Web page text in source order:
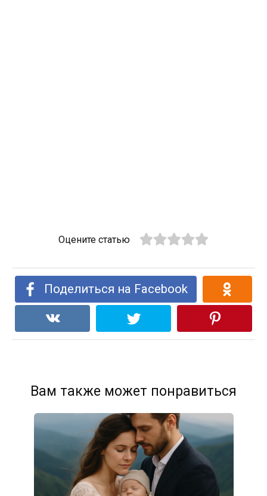
Оцените статью
Поделиться на Facebook
Вам также может понравиться